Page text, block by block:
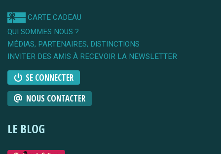
CARTE CADEAU
QUI SOMMES NOUS ?
MÉDIAS, PARTENAIRES, DISTINCTIONS
INVITER DES AMIS À RECEVOIR LA NEWSLETTER
SE CONNECTER
NOUS CONTACTER
LE BLOG